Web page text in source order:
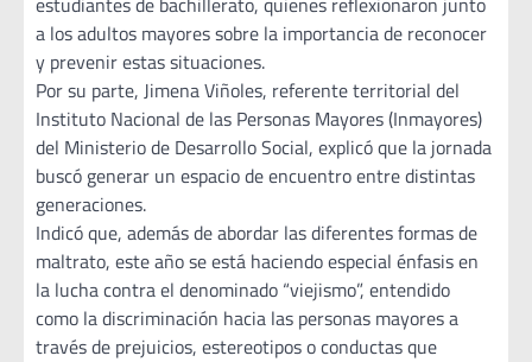
a los adultos mayores sobre la importancia de reconocer
y prevenir estas situaciones.
Por su parte, Jimena Viñoles, referente territorial del
Instituto Nacional de las Personas Mayores (Inmayores)
del Ministerio de Desarrollo Social, explicó que la jornada
buscó generar un espacio de encuentro entre distintas
generaciones.
Indicó que, además de abordar las diferentes formas de
maltrato, este año se está haciendo especial énfasis en
la lucha contra el denominado “viejismo”, entendido
como la discriminación hacia las personas mayores a
través de prejuicios, estereotipos o conductas que